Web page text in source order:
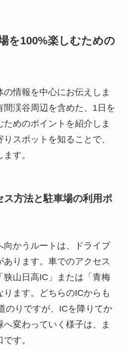
を100%楽しむための
情報を中心にお伝えしま
間渓谷周辺を含めた、1日を
ためのポイントを紹介しま
スポットを知ることで、
す。
ス方法と駐車場の利用ポ
向かうルートは、ドライブ
あります。車でのアクセス
狭山日高IC」または「青梅
ます。どちらのICからも
のりですが、ICを降りてか
へ変わっていく様子は、ま
す。